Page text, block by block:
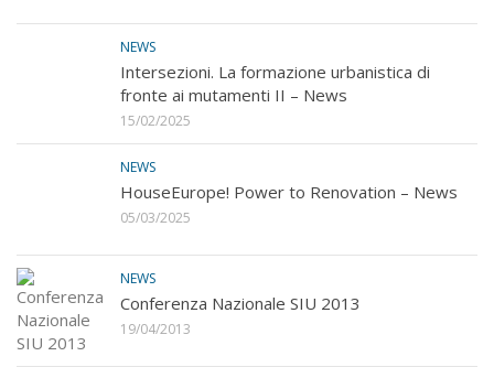
NEWS
Intersezioni. La formazione urbanistica di
fronte ai mutamenti II – News
15/02/2025
NEWS
HouseEurope! Power to Renovation – News
05/03/2025
NEWS
Conferenza Nazionale SIU 2013
19/04/2013